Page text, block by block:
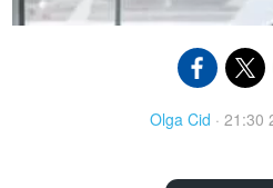
Olga Cid · 21:30